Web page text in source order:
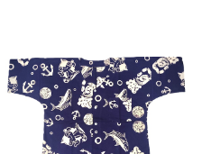
ちシャツ 焼津